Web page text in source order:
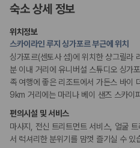
보험 조건, 예약 가능 차량을 한 번에
Q. 제주 렌트카 최저가는 무엇을 기
Q. 제주공항 근처 렌트카도 비교할
Q. 제주 렌트카 가격비교 시 보험도
Q. 가족 여행에는 어떤 제주 렌트
제주렌트카 가격비교 주
제주 렌트카 예약
국내 렌트카 가격비교
해외 렌트카 가격비교
편의시설
기념품 가게
엘리베이터
PC코너
정원
리셉션 서비스
드라이클리닝/세탁서비스
짐 보관 서비스
간편 체크인/체크아웃
포터/벨보이
리무진 또는 타운카 서비스 이용가
숙소 상세 정보
위치정보
스카이라인 루지 싱가포르 부근에 위치
싱가포르(센토사 섬)에 위치한 샹그릴라
분 이내 거리에 유니버설 스튜디오 싱가
족 여행에 좋은 리조트에서 가든스 바이
9km 거리에는 마리나 베이 샌즈 스카이
편의시설 및 서비스
마사지, 전신 트리트먼트 서비스, 얼굴
서 럭셔리한 분위기를 맘껏 즐기실 수 있